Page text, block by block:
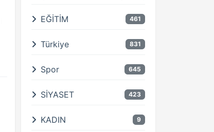
EĞİTİM 461
Türkiye 831
Spor 645
SİYASET 423
KADIN 9